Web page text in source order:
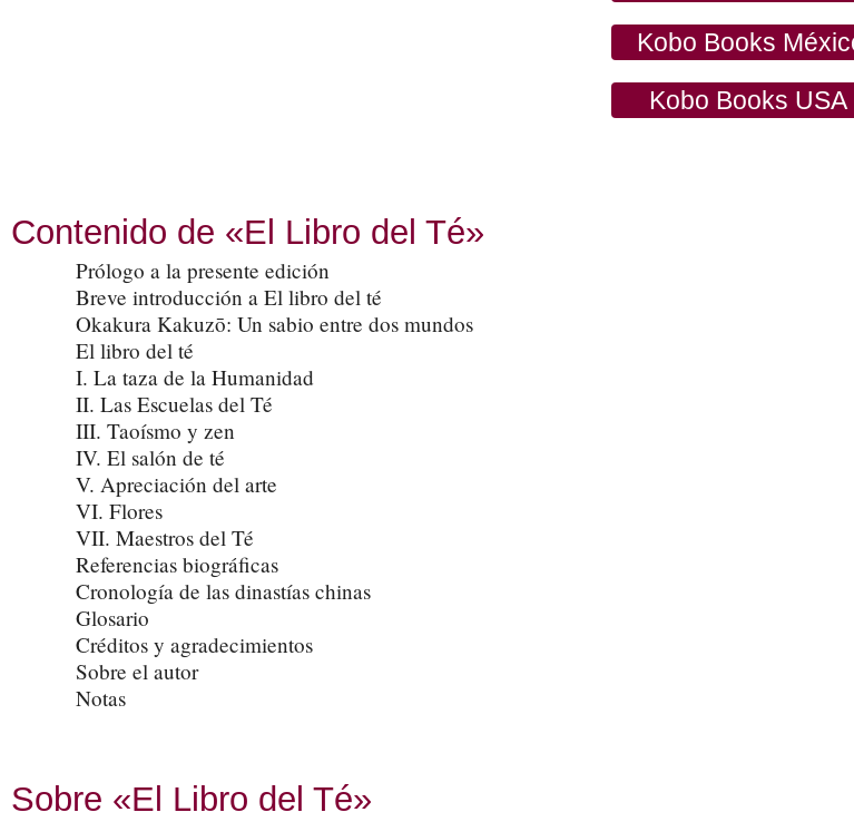
Kobo Books
Kobo Books USA
Contenido de «El Libro del Té»
Prólogo a la presente edición
Breve introducción a El libro del té
Okakura Kakuzō: Un sabio entre dos mundos
El libro del té
I. La taza de la Humanidad
II. Las Escuelas del Té
III. Taoísmo y zen
IV. El salón de té
V. Apreciación del arte
VI. Flores
VII. Maestros del Té
Referencias biográficas
Cronología de las dinastías chinas
Glosario
Créditos y agradecimientos
Sobre el autor
Notas
Sobre «El Libro del Té»